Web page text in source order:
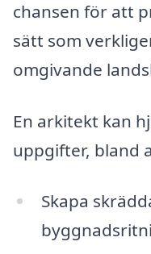
chansen för att
sätt som
omgivande
En arkitekt kan
uppgifter, bland
Skapa